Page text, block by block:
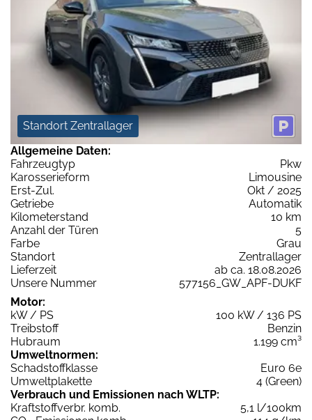
Standort Zentrallager
Allgemeine Daten:
Fahrzeugtyp
Pkw
Karosserieform
Limousine
Erst-Zul.
Okt / 2025
Getriebe
Automatik
Kilometerstand
10 km
Anzahl der Türen
5
Farbe
Grau
Standort
Zentrallager
Lieferzeit
ab ca. 18.08.2026
Unsere Nummer
577156_GW_APF-DUKF
Motor:
kW / PS
100 kW / 136 PS
Treibstoff
Benzin
Hubraum
1.199 cm³
Umweltnormen:
Schadstoffklasse
Euro 6e
Umweltplakette
4 (Green)
Verbrauch und Emissionen nach WLTP:
Kraftstoffverbr. komb.
5,1 l/100km